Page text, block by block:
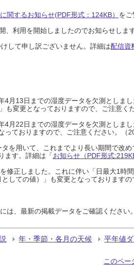
関するお知らせ(PDF形式：124KB） をご
、利用を開始しましたのでお知らせしま
して申し訳ございません。詳細は配信資
月13日までの湿度データを欠測としまし
変更となっておりますので、ご注意くだ
月22日までの湿度データを欠測としまし
ておりますので、ご注意ください。（
を用いて、これまでより長い期間で改め
ます。詳細は「お知らせ（PDF形式
修正しました。これに伴い「日最大1時
しての値）」も変更となっております
は、最新の掲載データをご確認ください
年・季節・各月の天候 平年値
このペー